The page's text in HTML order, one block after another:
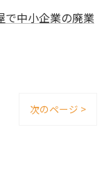
で中小企業の廃業
次のページ >